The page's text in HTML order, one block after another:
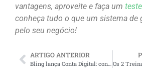
vantagens, aproveite e faça um
conheça tudo o que um sistema de
pelo seu negócio!
ARTIGO ANTERIOR
Bling lança Conta Digital: confira todos os detalhes!